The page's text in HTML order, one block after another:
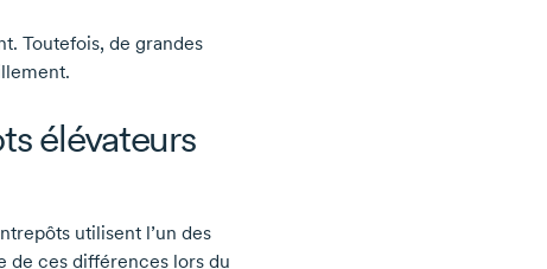
Toutefois, de grandes
élévateurs
utilisent l’un des
de ces différences lors du